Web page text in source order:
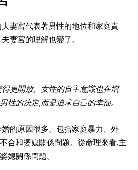
妻宮代表著男性的地位和家庭責
妻宮的理解也變了。
更開放。女性的自主意識也在增
性的決定,而是追求自己的幸福。
的原因很多。包括家庭暴力、外
合和婆媳關係問題。從命理來看,主
媳關係問題。